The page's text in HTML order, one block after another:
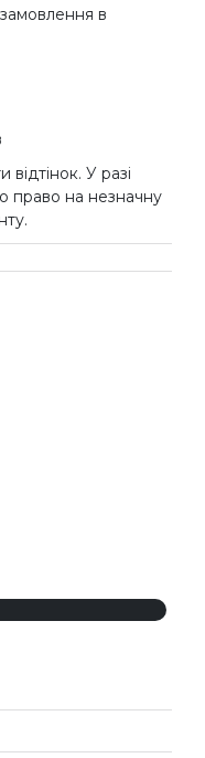
в
У разі
право на незначну